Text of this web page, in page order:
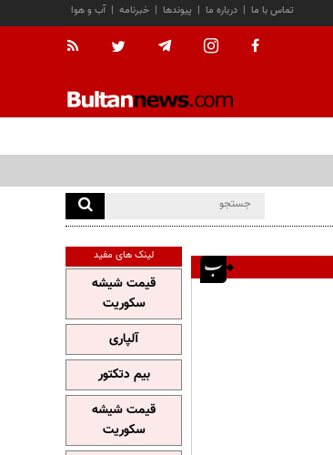
آب و هوا | خبرنامه | پیوندها | درباره ما | تماس با ما
لینک های مفید
قیمت شیشه
سکوریت
آلپاری
بیم دتکتور
قیمت شیشه
سکوریت